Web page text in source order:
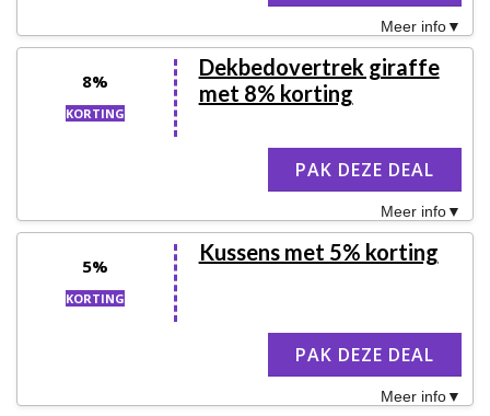
Meer info
8%
KORTING
Dekbedovertrek giraffe
met 8% korting
PAK DEZE DEAL
Meer info
5%
KORTING
Kussens met 5% korting
PAK DEZE DEAL
Meer info